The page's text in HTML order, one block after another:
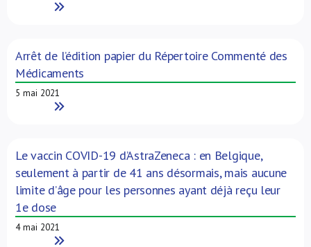
Read More
Arrêt de l’édition papier du Répertoire Commenté des
Médicaments
5 mai 2021
Read More
Le vaccin COVID-19 d’AstraZeneca : en Belgique,
seulement à partir de 41 ans désormais, mais aucune
limite d’âge pour les personnes ayant déjà reçu leur
1e dose
4 mai 2021
Read More